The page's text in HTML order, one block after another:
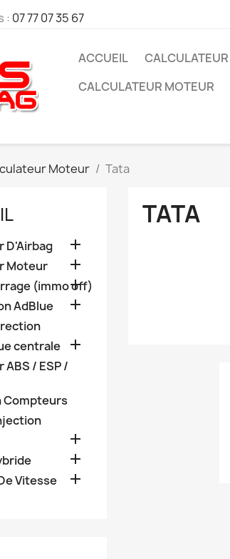
: 07 77 07 35 67
ACCUEIL
CALCULATEUR MOTEUR
Moteur Tata
D'Airbag 
Moteur 
(immo off)

AdBlue 
centrale

/ ESP /
Compteurs


Vitesse 
TATA